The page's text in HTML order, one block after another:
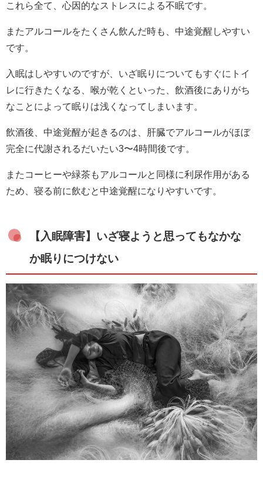
これら全て、心因的なストレスによる不眠です。
またアルコールをたくさん飲んだ時も、中途覚醒しやすい
です。
入眠はしやすいのですが、いざ眠りについてもすぐにトイ
レに行きたくなる、喉が乾くといった、飲酒後にありがち
なことによって眠りは浅くなってしまいます。
飲酒後、中途覚醒が起きるのは、肝臓でアルコールがほぼ
完全に代謝されるだいたい3〜4時間後です。
またコーヒーや緑茶もアルコールと同様に利尿作用がある
ため、寝る前に飲むと中途覚醒になりやすいです。
【入眠障害】いざ寝ようと思ってもなかな
か眠りにつけない